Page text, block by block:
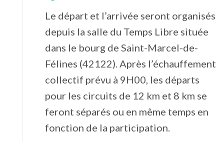
Le départ et l’arrivée seront organisés
depuis la salle du Temps Libre située
dans le bourg de Saint-Marcel-de-
Félines (42122). Après l’échauffement
collectif prévu à 9H00, les départs
pour les circuits de 12 km et 8 km se
feront séparés ou en même temps en
fonction de la participation.